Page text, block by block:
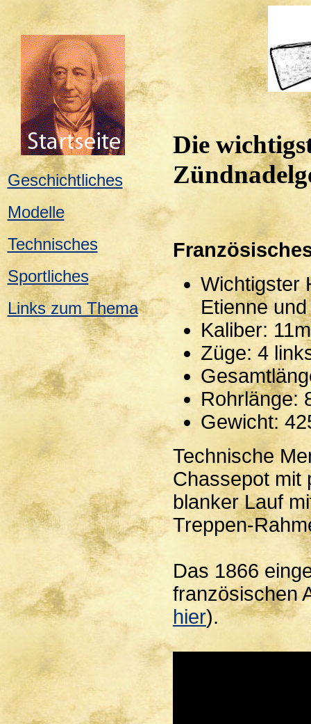
Geschichtliches
Modelle
Technisches
Sportliches
Links zum Thema
Die
Wichtigster
Etienne
Kaliber:
Züge: 4
Rohrlänge:
Gewicht:
Technische
Chassepot mit
blanker Lauf
Treppen-
Das 1866
französischen
hier).